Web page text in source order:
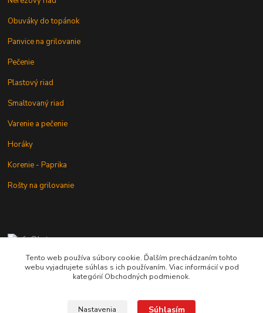
Obuváky do topánok
Panvice na grilovanie
Pečenie
Plastový riad
Smaltovaný riad
Varenie a pečenie
Horáky
Korenie - Paprika
Rošty na grilovanie
+421 902 212 007
od 8:00 - do 16:00 hod
Tento web používa súbory cookie. Ďalším prechádzaním tohto
webu vyjadrujete súhlas s ich používaním. Viac informácií v pod
kategórií Obchodných podmienok.
Nastavenia Súhlasím